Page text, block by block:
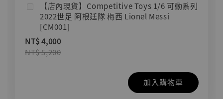
【店內現貨】Competitive Toys 1/6 可動系列
2022世足 阿根廷隊 梅西 Lionel Messi
[CM001]
NT$ 4,000
NT$ 5,200
加入購物車